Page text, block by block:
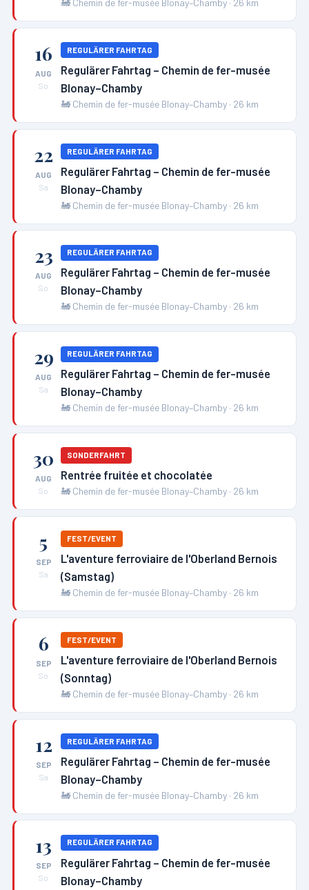
🚂 Chemin de fer-musée Blonay–Chamby · 26 km
16
AUG
So
REGULÄRER FAHRTAG
Regulärer Fahrtag – Chemin de fer-musée
Blonay–Chamby
🚂 Chemin de fer-musée Blonay–Chamby · 26 km
22
AUG
Sa
REGULÄRER FAHRTAG
Regulärer Fahrtag – Chemin de fer-musée
Blonay–Chamby
🚂 Chemin de fer-musée Blonay–Chamby · 26 km
23
AUG
So
REGULÄRER FAHRTAG
Regulärer Fahrtag – Chemin de fer-musée
Blonay–Chamby
🚂 Chemin de fer-musée Blonay–Chamby · 26 km
29
AUG
Sa
REGULÄRER FAHRTAG
Regulärer Fahrtag – Chemin de fer-musée
Blonay–Chamby
🚂 Chemin de fer-musée Blonay–Chamby · 26 km
30
AUG
So
SONDERFAHRT
Rentrée fruitée et chocolatée
🚂 Chemin de fer-musée Blonay–Chamby · 26 km
5
SEP
Sa
FEST/EVENT
L'aventure ferroviaire de l'Oberland Bernois
(Samstag)
🚂 Chemin de fer-musée Blonay–Chamby · 26 km
6
SEP
So
FEST/EVENT
L'aventure ferroviaire de l'Oberland Bernois
(Sonntag)
🚂 Chemin de fer-musée Blonay–Chamby · 26 km
12
SEP
Sa
REGULÄRER FAHRTAG
Regulärer Fahrtag – Chemin de fer-musée
Blonay–Chamby
🚂 Chemin de fer-musée Blonay–Chamby · 26 km
13
SEP
So
REGULÄRER FAHRTAG
Regulärer Fahrtag – Chemin de fer-musée
Blonay–Chamby